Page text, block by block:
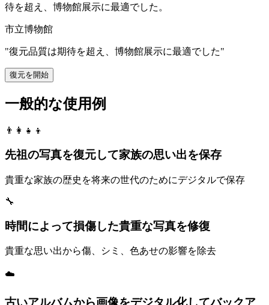
待を超え、博物館展示に最適でした。
市立博物館
"復元品質は期待を超え、博物館展示に最適でした"
復元を開始
一般的な使用例
👨‍👩‍👧‍👦
先祖の写真を復元して家族の思い出を保存
貴重な家族の歴史を将来の世代のためにデジタルで保存
🔧
時間によって損傷した貴重な写真を修復
貴重な思い出から傷、シミ、色あせの影響を除去
☁️
古いアルバムから画像をデジタル化してバックア